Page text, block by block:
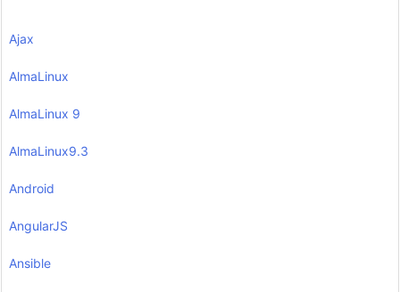
Ajax
AlmaLinux
AlmaLinux 9
AlmaLinux9.3
Android
AngularJS
Ansible